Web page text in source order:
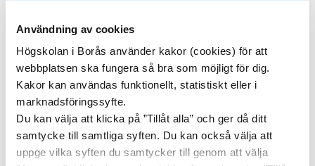
Användning av cookies
Högskolan i Borås använder kakor (cookies) för att
webbplatsen ska fungera så bra som möjligt för dig.
Kakor kan användas funktionellt, statistiskt eller i
marknadsföringssyfte.
Du kan välja att klicka på ”Tillåt alla” och ger då ditt
samtycke till samtliga syften. Du kan också välja att
uppge vilka syften du samtycker till genom att välja
och kräver sin handpåläggning. Det är något vi
har arbetat på sedan starten. Däremot ser vi att
fler och fler vill handla kläder mer hållbart. Det
är kul och känns bra att vi kan hjälpa till med
att bidra till att sänka tröskeln för att köpa
kläder second hand.
”Vi har verkligen kastat oss